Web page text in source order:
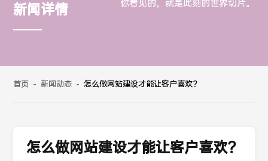
新闻详情 你看见的，就是此刻的世界切片。
首页 - 新闻动态 - 怎么做网站建设才能让客户喜欢？
怎么做网站建设才能让客户喜欢？